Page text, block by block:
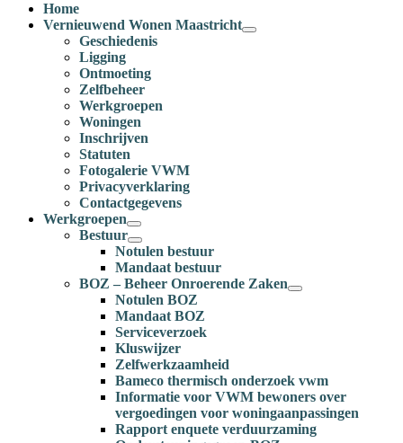
Home
Vernieuwend Wonen Maastricht
Geschiedenis
Ligging
Ontmoeting
Zelfbeheer
Werkgroepen
Woningen
Inschrijven
Statuten
Fotogalerie VWM
Privacyverklaring
Contactgegevens
Werkgroepen
Bestuur
Notulen bestuur
Mandaat bestuur
BOZ – Beheer Onroerende Zaken
Notulen BOZ
Mandaat BOZ
Serviceverzoek
Kluswijzer
Zelfwerkzaamheid
Bameco thermisch onderzoek vwm
Informatie voor VWM bewoners over
vergoedingen voor woningaanpassingen
Rapport enquete verduurzaming